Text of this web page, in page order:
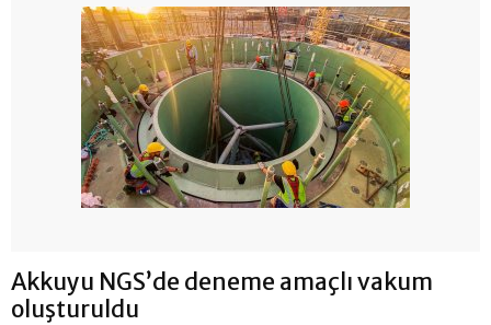
Akkuyu NGS’de deneme amaçlı vakum
oluşturuldu